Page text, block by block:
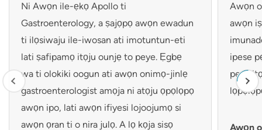
Ni Awọn ile-ẹkọ Apollo ti
Gastroenterology, a ṣajọpọ awọn ewadun
ti ilọsiwaju ile-iwosan ati imotuntun-eti
lati ṣafipamọ itọju ounjẹ to peye. Ẹgbẹ
wa ti olokiki oogun ati awọn onimọ-jinlẹ
gastroenterologist amọja ni atọju ọpọlọpọ
awọn ipo, lati awọn ifiyesi lojoojumọ si
awọn ọran ti o nira julọ. A lọ kọja sisọ
Awọn
awọn
ipese
pese
Awọn